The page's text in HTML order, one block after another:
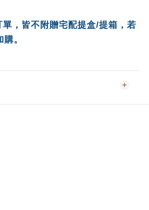
單，皆不附贈宅配提盒/提箱，若
。